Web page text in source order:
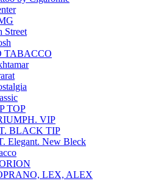
Street
TABACCO
TOP
VIP
BLACK TIP
Elegant. New Bleck
LEX, ALEX